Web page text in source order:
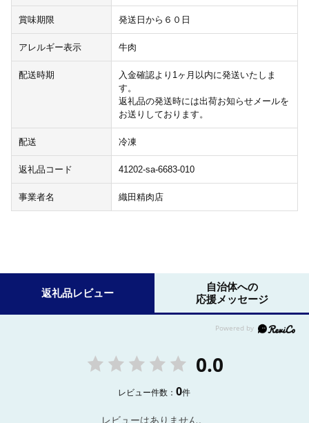
賞味期限 発送日から６０日
アレルギー表示 牛肉
配送時期
入金確認より1ヶ月以内に発送いたしま
す。
返礼品の発送時には出荷お知らせメールを
お送りしております。
配送 冷凍
返礼品コード 41202-sa-6683-010
事業者名 織田精肉店
返礼品レビュー
自治体への
応援メッセージ
0.0
レビュー件数：0件
レビューはありません。